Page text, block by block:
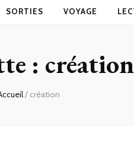
SORTIES VOYAGE
: création
/ création